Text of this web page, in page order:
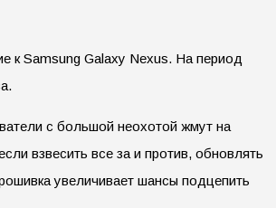
к Samsung Galaxy Nexus. На период
с большой неохотой жмут на
взвесить все за и против, обновлять
увеличивает шансы подцепить